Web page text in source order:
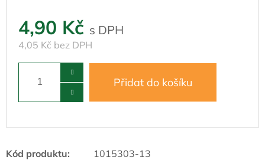
4,90 Kč
4,05 Kč bez DPH
Přidat do košíku
Kód produktu:
1015303-13